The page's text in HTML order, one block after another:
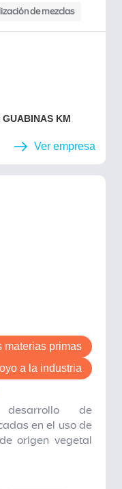
de mezclas
GUABINAS KM
Ver empresa
materias primas
a la industria
de
en el uso de
origen vegetal